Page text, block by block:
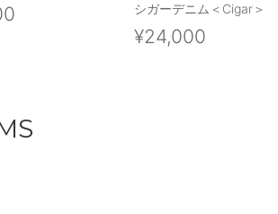
シガーデニム＜Cigar＞
¥24,000